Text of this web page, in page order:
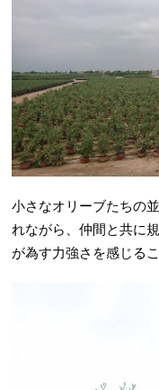
小さなオリーブたちの
れながら、仲間と共に
が為す力強さを感じる